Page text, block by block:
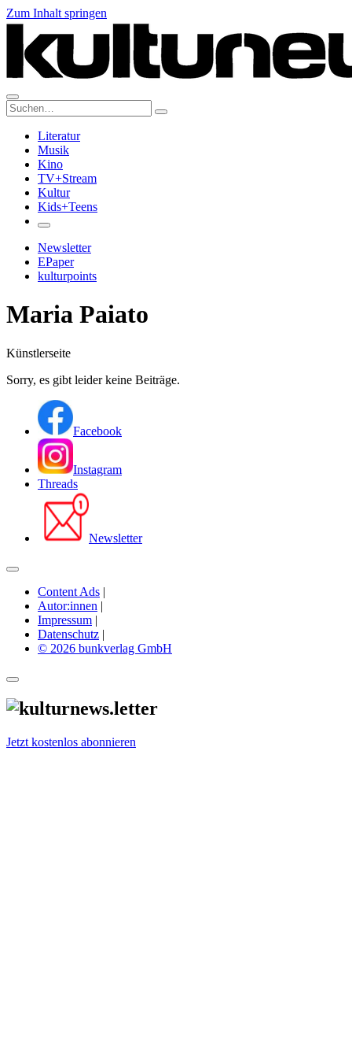
Zum Inhalt springen
Suche:
Literatur
Musik
Kino
TV+Stream
Kultur
Kids+Teens
Newsletter
EPaper
kulturpoints
Maria Paiato
Künstlerseite
Sorry, es gibt leider keine Beiträge.
Facebook
Instagram
Threads
Newsletter
Content Ads |
Autor:innen |
Impressum |
Datenschutz |
© 2026 bunkverlag GmbH
Jetzt kostenlos abonnieren